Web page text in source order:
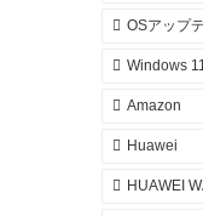
OSアップ
Windows
Amazon
Huawei
HUAWEI